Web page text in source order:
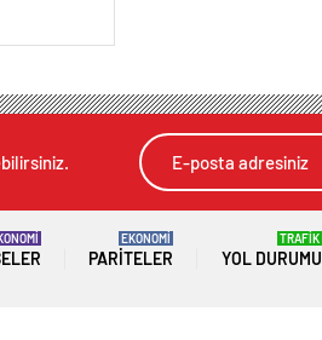
PARITELER
EKONOMİ
YOL DURUMU
TRAFİK